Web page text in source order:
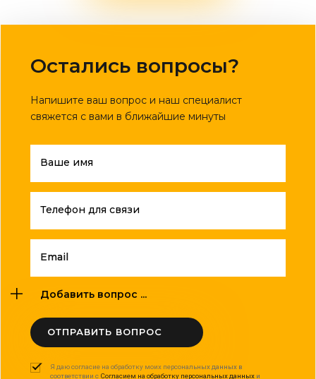
Остались вопросы?
Напишите ваш вопрос и наш специалист
свяжется с вами в ближайшие минуты
Ваше имя
Телефон для связи
Email
Добавить вопрос ...
ОТПРАВИТЬ ВОПРОС
Я даю согласие на обработку моих персональных данных в
соответствии с Согласием на обработку персональных данных и